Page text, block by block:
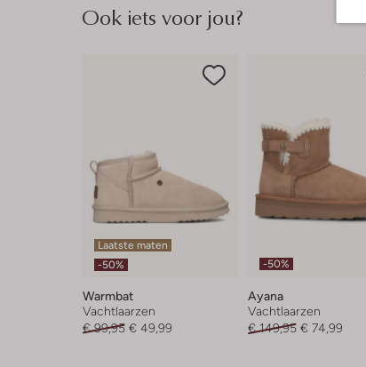
Ook iets voor jou?
Laatste maten
-50%
Warmbat
Vachtlaarzen
€ 99,95 € 49,99
-50%
Ayana
Vachtlaarzen
€ 149,95 € 74,99